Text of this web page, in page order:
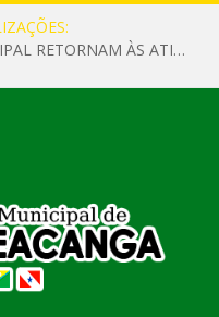
SERVIDORES DA CÂMARA MUNICIPAL RETORNAM ÀS ATIVIDADES APÓS O RECESSO PARLAMENTAR